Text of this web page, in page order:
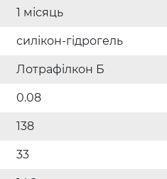
1 місяць
силікон-гідрогель
Лотрафілкон Б
0.08
138
33